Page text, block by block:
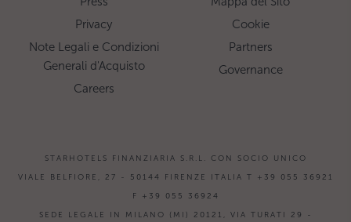
Privacy
Note Legali e Condizioni
Generali d'Acquisto
Careers
Cookie
Partners
Governance
STARHOTELS FINANZIARIA S.R.L. CON SOCIO UNICO
VIALE BELFIORE, 27 - 50144 FIRENZE ITALIA T +39 055 36921
F +39 055 36924
SEDE LEGALE IN MILANO (MI) 20121, VIA TURATI 29 -